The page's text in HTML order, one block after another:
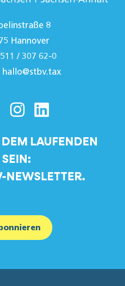
8
Hannover
/ 307 62-0
hallo@stbv.tax
LAUFENDEN
SEIN:
NEWSLETTER.